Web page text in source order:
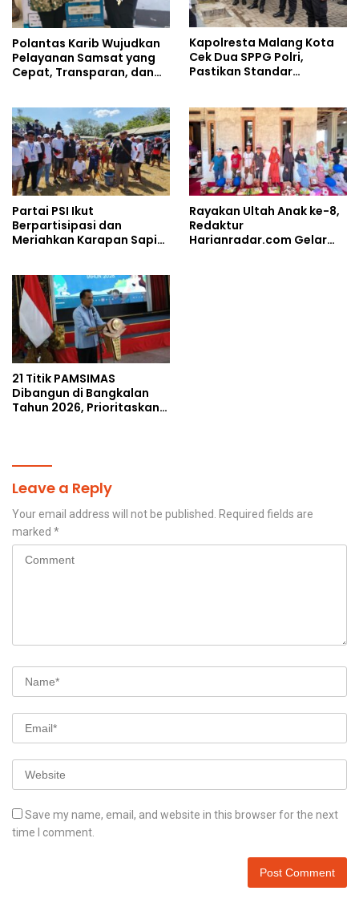
Polantas Karib Wujudkan
Pelayanan Samsat yang
Cepat, Transparan, dan
Kapolresta Malang Kota
Cek Dua SPPG Polri,
Pastikan Standar
Berjalan Optimal
Partai PSI Ikut
Berpartisipasi dan
Meriahkan Karapan Sapi
Rayakan Ultah Anak ke-8,
Redaktur
Harianradar.com Gelar
21 Titik PAMSIMAS
Dibangun di Bangkalan
Tahun 2026, Prioritaskan
Leave a Reply
Your email address will not be published. Required fields are
marked *
Save my name, email, and website in this browser for the next
time I comment.